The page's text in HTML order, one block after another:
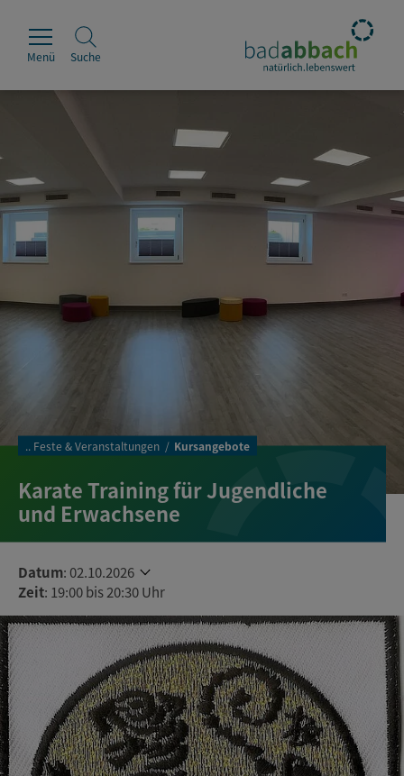
Rathaus
Erleben
Leben & Wohnen
Wirtschaft & Handel
Menü Suche
.. Feste & Veranstaltungen Kursangebote
Karate Training für Jugendliche
und Erwachsene
Datum: 02.10.2026
Zeit: 19:00 bis 20:30 Uhr